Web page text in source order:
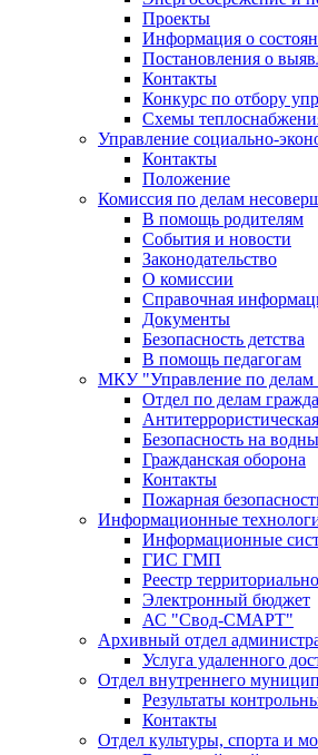
Проекты
Информация о
Постановления о
Контакты
Конкурс по отбору
Схемы
Управление социально-
Контакты
Положение
Комиссия по делам
В помощь родителям
События и новости
Законодательство
О комиссии
Справочная
Документы
Безопасность детства
В помощь педагогам
МКУ "Управление по делам
Отдел по делам
Безопасность на
Гражданская оборона
Контакты
Пожарная
Информационные
Информационные
ГИС ГМП
Реестр
Электронный бюджет
АС "Свод-СМАРТ"
Архивный отдел
Услуга удаленного
Отдел внутреннего
Результаты
Контакты
Отдел культуры, спорта и